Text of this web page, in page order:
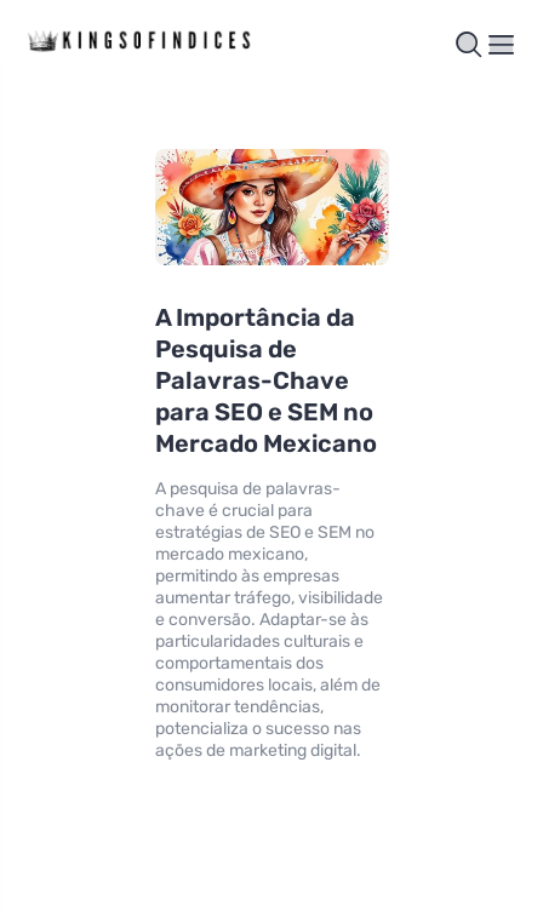
A Importância da
Pesquisa de
Palavras-Chave
para SEO e SEM no
Mercado Mexicano
A pesquisa de palavras-
chave é crucial para
estratégias de SEO e SEM no
mercado mexicano,
permitindo às empresas
aumentar tráfego, visibilidade
e conversão. Adaptar-se às
particularidades culturais e
comportamentais dos
consumidores locais, além de
monitorar tendências,
potencializa o sucesso nas
ações de marketing digital.